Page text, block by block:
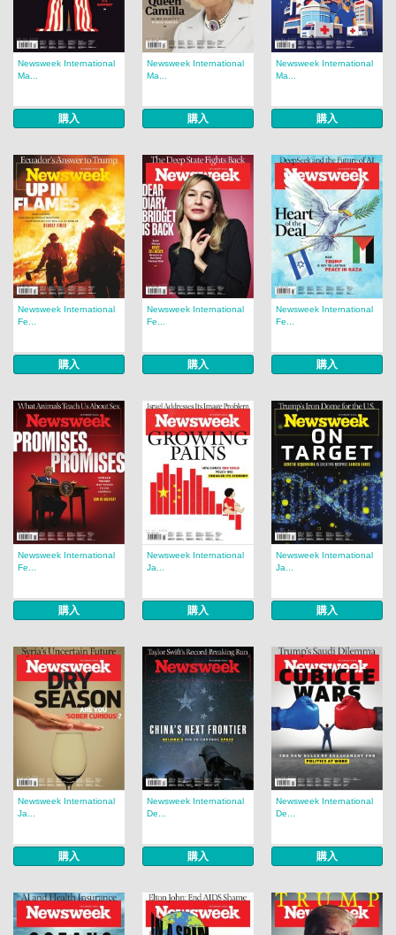
Newsweek International
Ma...
購入
Newsweek International
Ma...
購入
Newsweek International
Ma...
購入
Newsweek International
Fe...
購入
Newsweek International
Fe...
購入
Newsweek International
Fe...
購入
Newsweek International
Fe...
購入
Newsweek International
Ja...
購入
Newsweek International
Ja...
購入
Newsweek International
Ja...
購入
Newsweek International
De...
購入
Newsweek International
De...
購入